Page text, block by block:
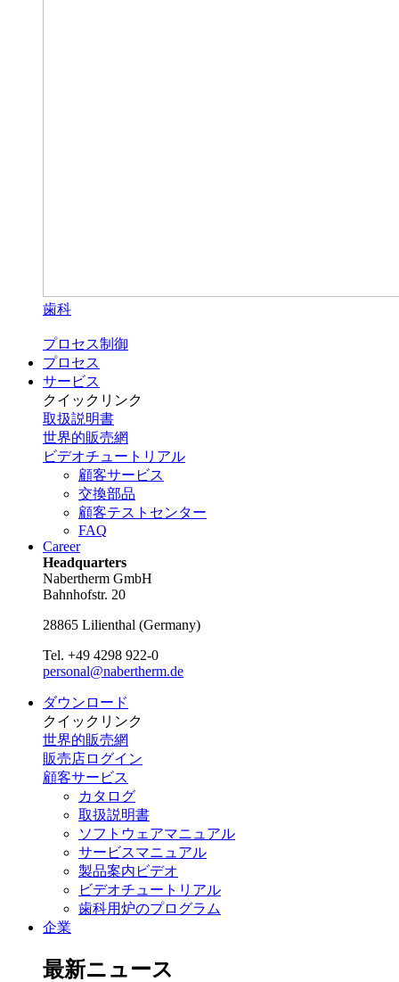
歯科
プロセス制御
プロセス
サービス
クイックリンク
取扱説明書
世界的販売網
ビデオチュートリアル
顧客サービス
交換部品
顧客テストセンター
FAQ
Career
Headquarters
Nabertherm GmbH
Bahnhofstr. 20
28865 Lilienthal (Germany)
Tel. +49 4298 922-0
personal@nabertherm.de
ダウンロード
クイックリンク
世界的販売網
販売店ログイン
顧客サービス
カタログ
取扱説明書
ソフトウェアマニュアル
サービスマニュアル
製品案内ビデオ
ビデオチュートリアル
歯科用炉のプログラム
企業
最新ニュース